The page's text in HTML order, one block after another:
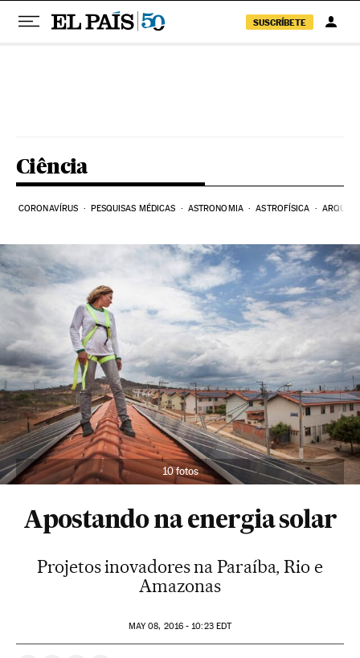
SUSCRÍBETE
Ciência
CORONAVÍRUS PESQUISAS MÉDICAS ASTRONOMIA ASTROFÍSICA
10 fotos
Apostando na energia solar
Projetos inovadores na Paraíba, Rio e
Amazonas
MAY08, 2016 - 10:23EDT